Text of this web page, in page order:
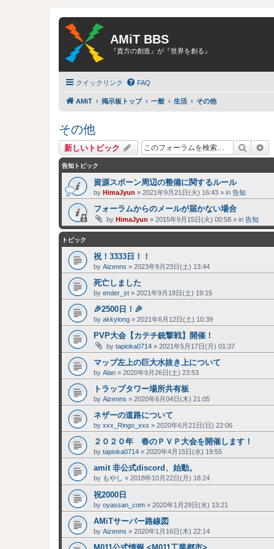
AMiT BBS
『貴方の創造』が『世界を創る』
クイックリンク FAQ
AMiT 掲示板トップ 一般 生活 その他
その他
新しいトピック 検索
告知トピック
資源スポーン周辺の整備に関するルール
by HimaJyun » 2021年9月21日(火) 16:43 » in 告知
フォーラムからのメールが届かない場合
by HimaJyun » 2015年9月15日(火) 00:58 » in 告知
トピック
祝！3333日！！
by Aizenns » 2023年9月23日(土) 13:44
死亡しました
by ender_st » 2021年9月18日(土) 19:15
🎉2500日！🎉
by akkylong » 2021年6月12日(土) 10:39
PVP大会【カテチ銃撃戦】開催！
by tapioka0714 » 2021年5月17日(月) 01:37
マップ左上の巨大水抜き上について
by Alan » 2020年9月26日(土) 23:53
トラップタワー場所共有板
by Aizenns » 2020年6月04日(木) 21:05
ネザーの道路について
by xxx_Ringo_xxx » 2020年6月21日(日) 22:06
２０２０年 春のＰＶＰ大会を開催します！
by tapioka0714 » 2020年4月15日(水) 19:55
amit 非公式discord、始動。
by もやし » 2018年10月22日(月) 18:24
祝2000日
by oyassan_com » 2020年1月29日(水) 13:21
AMiTサーバー路線図
by Aizenns » 2020年1月16日(木) 22:14
M011公式情報 <M011工業都市>